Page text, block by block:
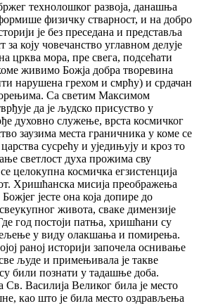
технолошког развоја, данашња
физичку стварност, и на добро
је без преседана и представља
за коју човечанство углавном делује
црква мора, пре свега, подсећати
живимо Божја добра творевина
нарушена грехом и смрћу) и срдачан
Са светим Максимом
да је људско присуство у
духовно служење, врста космичког
заузима места граничника у коме се
сусрећу и уједињују и кроз то
светлост духа прожима сву
целокупна космичка егзистенција
Хришћанска мисија преображења
јесте она која допире до
живота, сваке димензије
год постоји патња, хришћани су
у виду олакшања и помирења.
раној историји започела оснивање
људе и примењивала је такве
су били познати у тадашње доба.
Св. Василија Великог била је место
као што је била место оздрављења